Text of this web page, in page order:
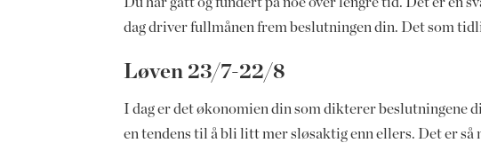
dag driver fullmånen frem beslutningen din. Det som
Løven 23/7-22/8
I dag er det økonomien din som dikterer beslutningene
en tendens til å bli litt mer sløsaktig enn ellers. Det er så